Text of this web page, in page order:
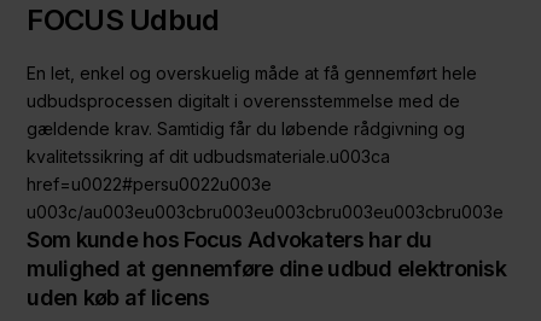
FOCUS Udbud
En let, enkel og overskuelig måde at få gennemført hele
udbudsprocessen digitalt i overensstemmelse med de
gældende krav. Samtidig får du løbende rådgivning og
kvalitetssikring af dit udbudsmateriale.u003ca
href=u0022#persu0022u003e
u003c/au003eu003cbru003eu003cbru003eu003cbru003e
Som kunde hos Focus Advokaters har du
mulighed at gennemføre dine udbud elektronisk
uden køb af licens